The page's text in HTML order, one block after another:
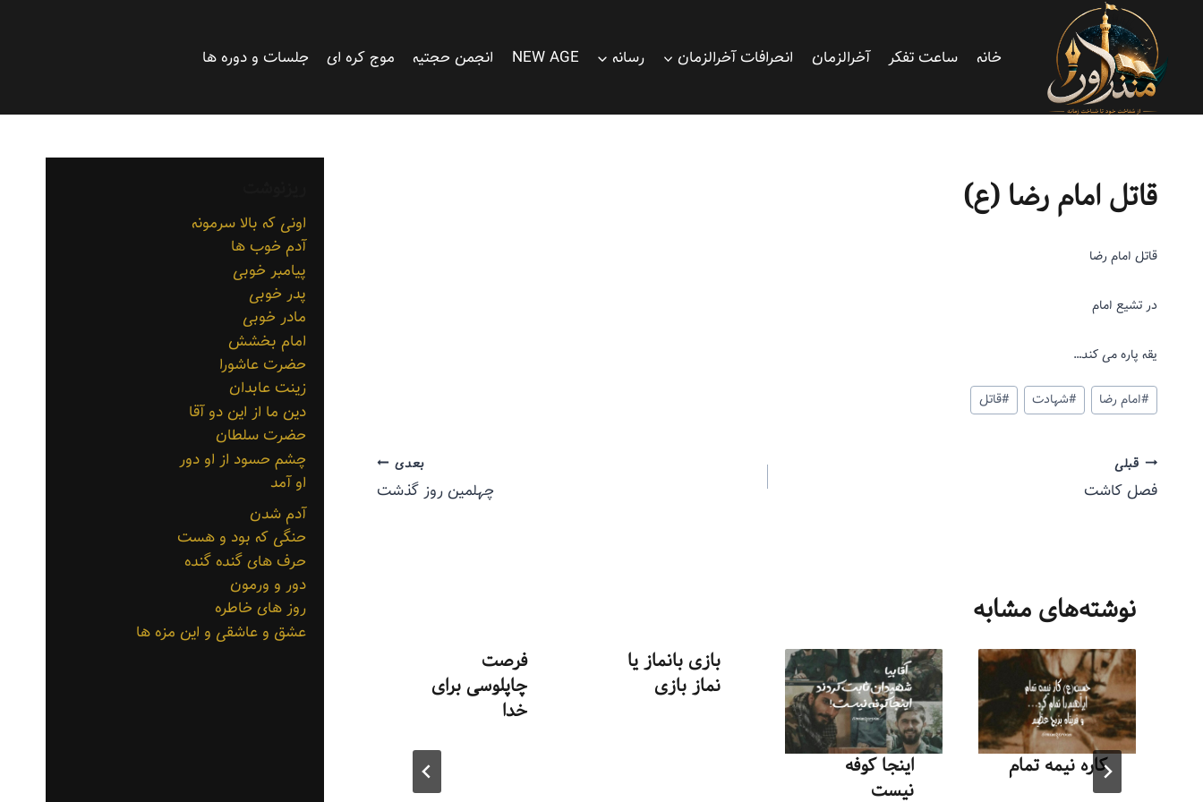
خانه ساعت تفکر آخرالزمان انحرافات آخرالزمان رسانه NEW AGE انجمن حجتیه موج کره ای جلسات و دوره ها
قاتل امام رضا (ع)
قاتل امام رضا
در تشیع امام
یقه پاره می کند…
#امام رضا #شهادت #قاتل
قبلی
فصل کاشت
بعدی
چهلمین روز گذشت
نوشته‌های مشابه
کاره نیمه تمام
اینجا کوفه
نیست
بازی بانماز یا
نماز بازی
فرصت
چاپلوسی برای
خدا
اونی که بالا سرمونه
آدم خوب ها
پیامبر خوبی
پدر خوبی
مادر خوبی
امام بخشش
حضرت عاشورا
زینت عابدان
دین ما از این دو آقا
حضرت سلطان
چشم حسود از او دور
او آمد
آدم شدن
حنگی که بود و هست
حرف های گنده گنده
دور و ورمون
روز های خاطره
عشق و عاشقی و این مزه ها